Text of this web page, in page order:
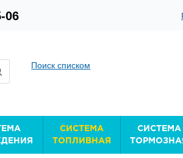
06
Поиск списком
СИСТЕМА
ТОПЛИВНАЯ
СИСТЕМА